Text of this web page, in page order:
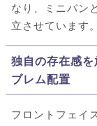
なり、ミニバン
立させています。
独自の存在感
ブレム配置
フロントフェイ